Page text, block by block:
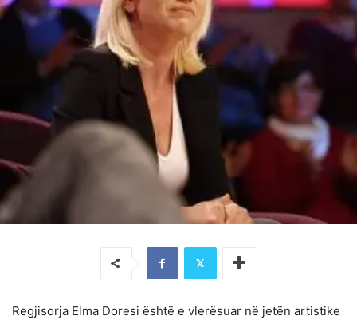
Regjisorja Elma Doresi është e vlerësuar në jetën artistike